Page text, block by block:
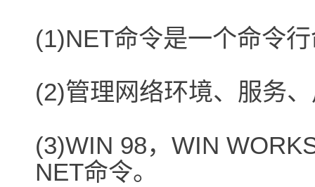
(1)NET命令是一个命令
(2)管理网络环境、服务
(3)WIN 98，WIN
NET命令。